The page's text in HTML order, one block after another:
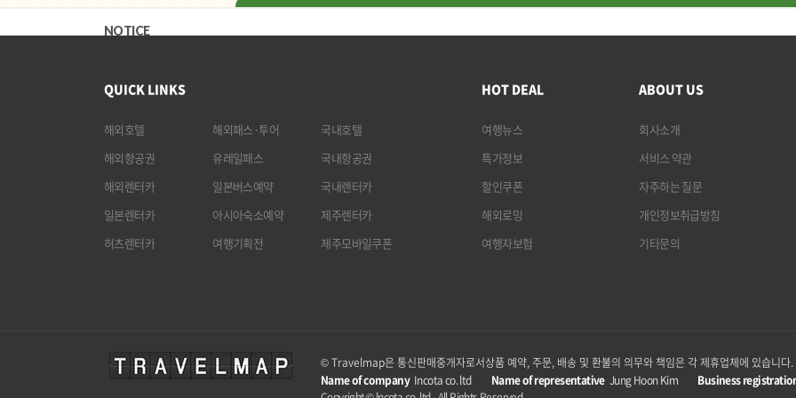
NOTICE
QUICK LINKS
해외호텔 해외패스·투어
국내호텔
해외항공권
유레일패스
국내항공권
해외렌터카
일본버스예약
국내렌터카
일본렌터카
아시아숙소예약
제주렌터카
허츠렌터카
여행기획전 제주모바일쿠폰
HOT DEAL
여행뉴스
특가정보
할인쿠폰
해외로밍
여행자보험
ABOUT US
회사소개
서비스 약관
자주하는 질문
개인정보취급방침
기타문의
© Travelmap은 통신판매중개자로서상품 예약, 주문, 배송 및 환불의 의무와 책임은 각 제휴업체에 있습니다.
Name of company Incota co. ltd Name of representative Jung Hoon Kim
Business